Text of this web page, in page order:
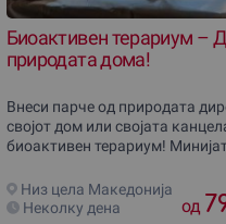
Биоактивен терариум –
природата дома!
Внеси парче од природата
својот дом или своjата
биоактивен терариум!
растенија и уникатен
Низ цела Македониjа
Неколку дена
од